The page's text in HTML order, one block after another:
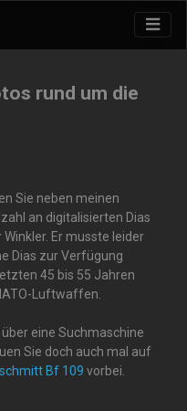
rund um die
Sie neben meinen
an digitalisierten Dias
Er musste leider
Dias zur Verfügung
45 bis 55 Jahren
Luftwaffen.
eine Suchmaschine
Sie doch auch mal auf
Bf 109 vorbei.